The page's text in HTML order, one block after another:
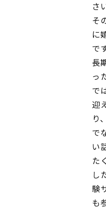
さ
そ
に
で
長
っ
で
迎
り
で
い
た
し
験
も